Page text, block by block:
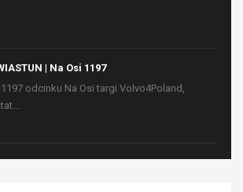
| Na Osi 1197
odcinku Na Osi targi Volvo4Poland,